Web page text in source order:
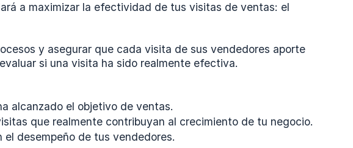
a maximizar la efectividad de tus visitas de ventas: el
y asegurar que cada visita de sus vendedores aporte
si una visita ha sido realmente efectiva.
alcanzado el objetivo de ventas.
que realmente contribuyan al crecimiento de tu negocio.
desempeño de tus vendedores.